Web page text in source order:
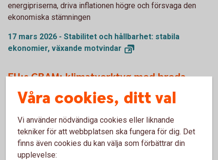
energipriserna, driva inflationen högre och försvaga den
ekonomiska stämningen
17 mars 2026 - Stabilitet och hållbarhet: stabila
ekonomier, växande motvindar
EU:s CBAM: klimatverktyg med breda
effekter
”koldioxidjustering vid gränsen” (CBAM) tillämpa en tull på
koldioxidutsläpp kopplade till specifika importerade varor.
CBAM har diskuterats under flera års tid och är banbrytande
Våra cookies, ditt val
Vi använder nödvändiga cookies eller liknande
tekniker för att webbplatsen ska fungera för dig. Det
finns även cookies du kan välja som förbättrar din
upplevelse: